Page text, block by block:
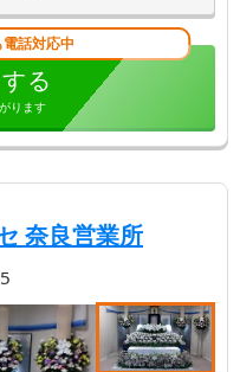
話対応中
る
ります
奈良営業所| 30年以